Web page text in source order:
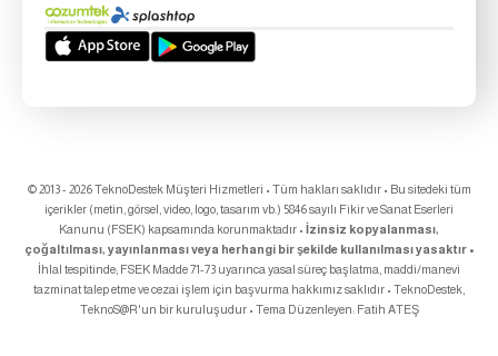
© 2013 - 2026 TeknoDestek Müşteri Hizmetleri • Tüm hakları saklıdır • Bu sitedeki tüm
içerikler (metin, görsel, video, logo, tasarım vb.) 5846 sayılı Fikir ve Sanat Eserleri
Kanunu (FSEK) kapsamında korunmaktadır • İzinsiz kopyalanması,
çoğaltılması, yayınlanması veya herhangi bir şekilde kullanılması yasaktır •
İhlal tespitinde; FSEK Madde 71-73 uyarınca yasal süreç başlatma, maddi/manevi
tazminat talep etme ve cezai işlem için başvurma hakkımız saklıdır • TeknoDestek,
TeknoS@R'un bir kuruluşudur • Tema Düzenleyen: Fatih ATEŞ